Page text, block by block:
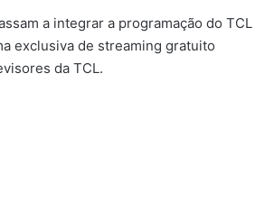
a integrar a programação do TCL
exclusiva de streaming gratuito
da TCL.